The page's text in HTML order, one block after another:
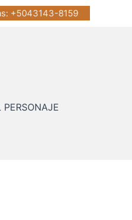
: +5043143-8159
PERSONAJE